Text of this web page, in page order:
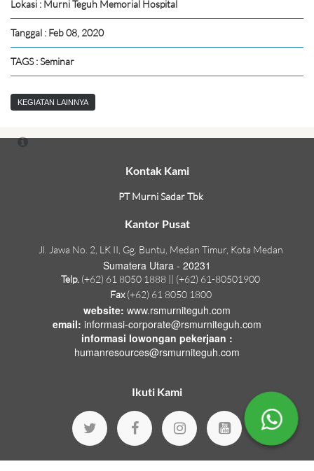
Lokasi : Murni Teguh Memorial Hospital
Tanggal : Feb 08, 2020
TAGS : Seminar
KEGIATAN LAINNYA
Kontak Kami
PT Murni Sadar Tbk
Kantor Pusat
Jl. Jawa No. 2, LK II, Gg. Buntu, Medan Timur, Kota Medan
Sumatera Utara - 20231
Telp. (+62) 61 8050 1888 || (+62) 61-80501900
Fax(+62) 61 8050 1800
website: www.rsmurniteguh.com
email: informasi-corporate@rsmurniteguh.com
informasi lowongan pekerjaan :
humanresources@rsmurniteguh.com
Ikuti Kami